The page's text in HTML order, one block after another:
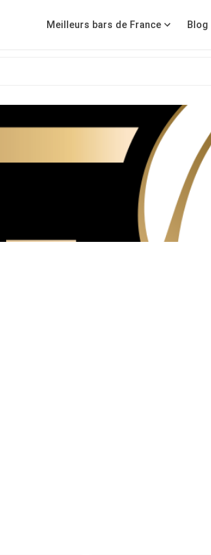
Meilleurs bars de France Blog